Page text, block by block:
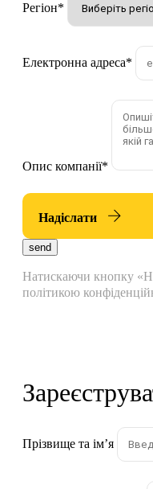
Регіон*
Електронна адреса*
Опис компанії*
Надіслати
send
Натискаючи кнопку
політикою
Прізвище та імʼя